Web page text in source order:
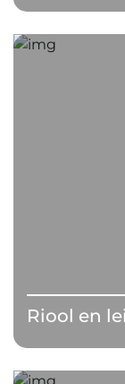
Riool en